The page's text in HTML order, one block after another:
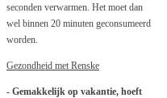
seconden verwarmen. Het moet dan
wel binnen 20 minuten geconsumeerd
worden.
Gezondheid met Renske
- Gemakkelijk op vakantie, hoeft